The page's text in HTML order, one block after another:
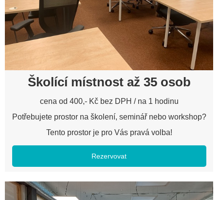
Školící místnost až 35 osob
cena od 400,- Kč bez DPH / na 1 hodinu
Potřebujete prostor na školení, seminář nebo workshop?
Tento prostor je pro Vás pravá volba!
Rezervovat